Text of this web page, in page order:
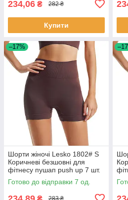
234,06 ₴ 282 ₴
Купити
–17%
Шорти жіночі Lesko 1802# S
Коричневі безшовні для
фітнесу пушап push up 7 шт.
Готово до відправки 7 од.